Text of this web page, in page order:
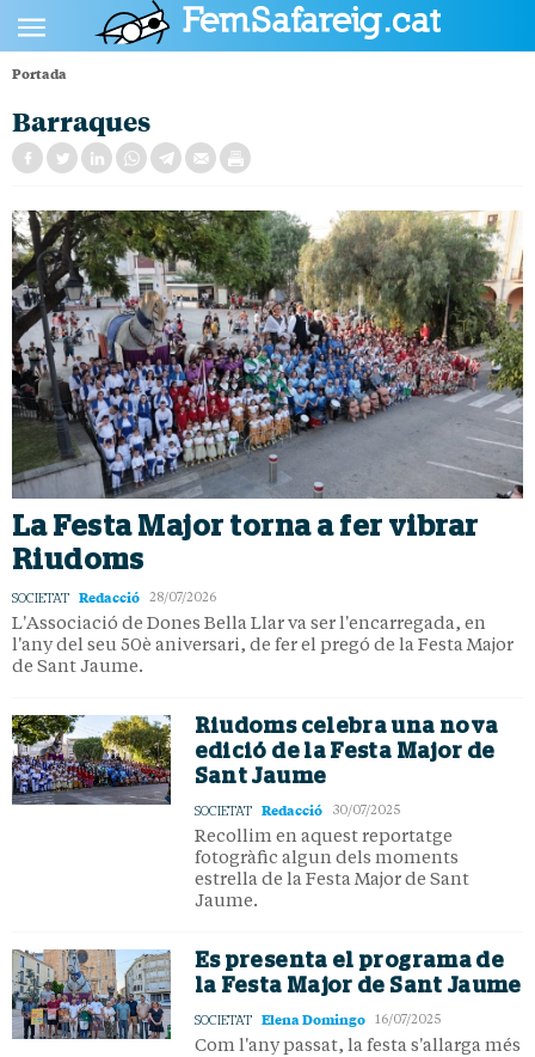
CULTURA
ESPORTS
OPINIÓ
Portada
Barraques
La Festa Major torna a fer vibrar
Riudoms
SOCIETAT Redacció 28/07/2026
L'Associació de Dones Bella Llar va ser l'encarregada, en
l'any del seu 50è aniversari, de fer el pregó de la Festa Major
de Sant Jaume.
Riudoms celebra una nova
edició de la Festa Major de
Sant Jaume
SOCIETAT Redacció 30/07/2025
Recollim en aquest reportatge
fotogràfic algun dels moments
estrella de la Festa Major de Sant
Jaume.
Es presenta el programa de
la Festa Major de Sant Jaume
SOCIETAT Elena Domingo 16/07/2025
Com l'any passat, la festa s'allarga més